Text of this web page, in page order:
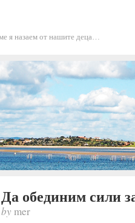
я назаем от нашите деца…
Да обединим сили
bymer